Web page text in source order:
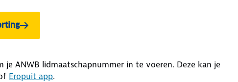
ANWB lidmaatschapnummer in te voeren. Deze kan je
Eropuit app.